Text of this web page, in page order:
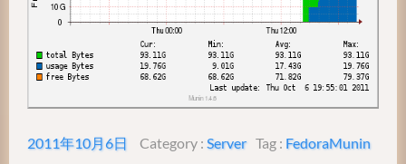
2011年10月6日 Category : Server Tag : FedoraMunin